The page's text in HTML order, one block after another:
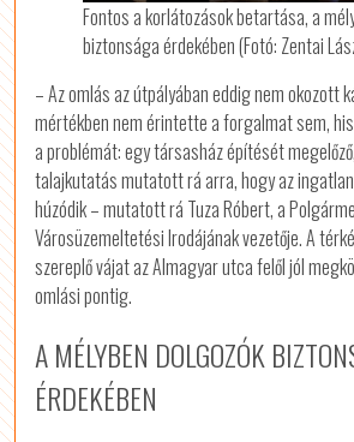
Fontos a korlátozások betartása, a
biztonsága érdekében (Fotó: Zentai
– Az omlás az útpályában eddig nem okozott
mértékben nem érintette a forgalmat sem,
a problémát: egy társasház építését
talajkutatás mutatott rá arra, hogy az
húzódik – mutatott rá Tuza Róbert, a
Városüzemeltetési Irodájának vezetője. A
szereplő vájat az Almagyar utca felől jól
omlási pontig.
A MÉLYBEN DOLGOZÓK
ÉRDEKÉBEN